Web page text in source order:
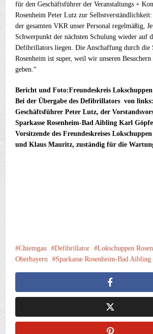
für den Geschäftsführer der Veranstaltungs +
Rosenheim Peter Lutz zur
der gesamten VKR unser Personal regelmäßig,
Schwerpunkt der nächsten Schulung wieder auf
Defibrillators liegen. Die Anschaffung durch die
Rosenheim ist super, weil wir unseren
geben.“
Bericht und Foto:Freundeskreis Lokschuppen
Bei der Übergabe des Defibrillators von
Geschäftsführer Peter Lutz, der
Sparkasse Rosenheim-Bad Aibling Karl
Vorsitzende des Freundeskreises
und Klaus Mauritz, zuständig für die
Chiemgau Defibrillator Lokschuppen
Oberbayern
Sparkasse Rosenheim-Bad Aibling